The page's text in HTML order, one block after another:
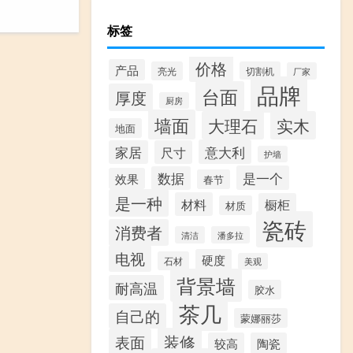
标签
产品 亮光 价格 切割机 厂家
厚度 厨房 台面 品牌
地面 墙面 大理石 实木
家居 尺寸 意大利 护墙
效果 数据 春节 是一个
是一种 材料 材质 橱柜
消费者 清洁 潘多拉 瓷砖
电视 石材 硬度 美观
耐高温 背景墙 胶水
自己的 茶几 蒙娜丽莎
表面 装修 较高
陶瓷